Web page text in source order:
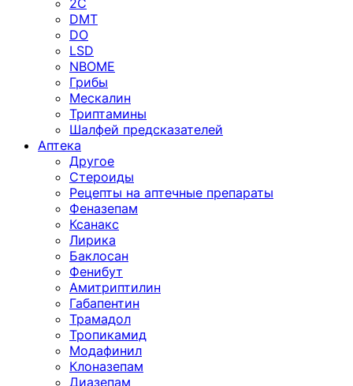
2C
DMT
DO
LSD
NBOME
Грибы
Мескалин
Триптамины
Шалфей предсказателей
Аптека
Другое
Стероиды
Рецепты на аптечные препараты
Феназепам
Ксанакс
Лирика
Баклосан
Фенибут
Амитриптилин
Габапентин
Трамадол
Тропикамид
Модафинил
Клоназепам
Диазепам